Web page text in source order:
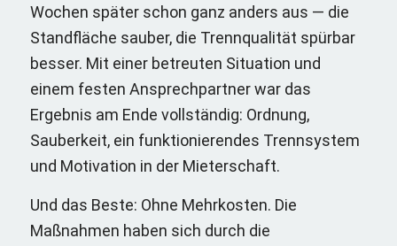
Wochen später schon ganz anders aus — die
Standfläche sauber, die Trennqualität spürbar
besser. Mit einer betreuten Situation und
einem festen Ansprechpartner war das
Ergebnis am Ende vollständig: Ordnung,
Sauberkeit, ein funktionierendes Trennsystem
und Motivation in der Mieterschaft.
Und das Beste: Ohne Mehrkosten. Die
Maßnahmen haben sich durch die